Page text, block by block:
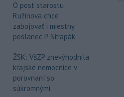
O post starostu
Ružinova chce
zabojovať i miestny
poslanec P. Strapák
ŽSK: VšZP znevýhodnila
krajské nemocnice v
porovnaní so
súkromnými